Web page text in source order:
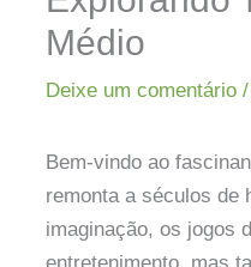
Médio
Deixe um comentário /
Bem-vindo ao
remonta a séculos de
imaginação, os jogos